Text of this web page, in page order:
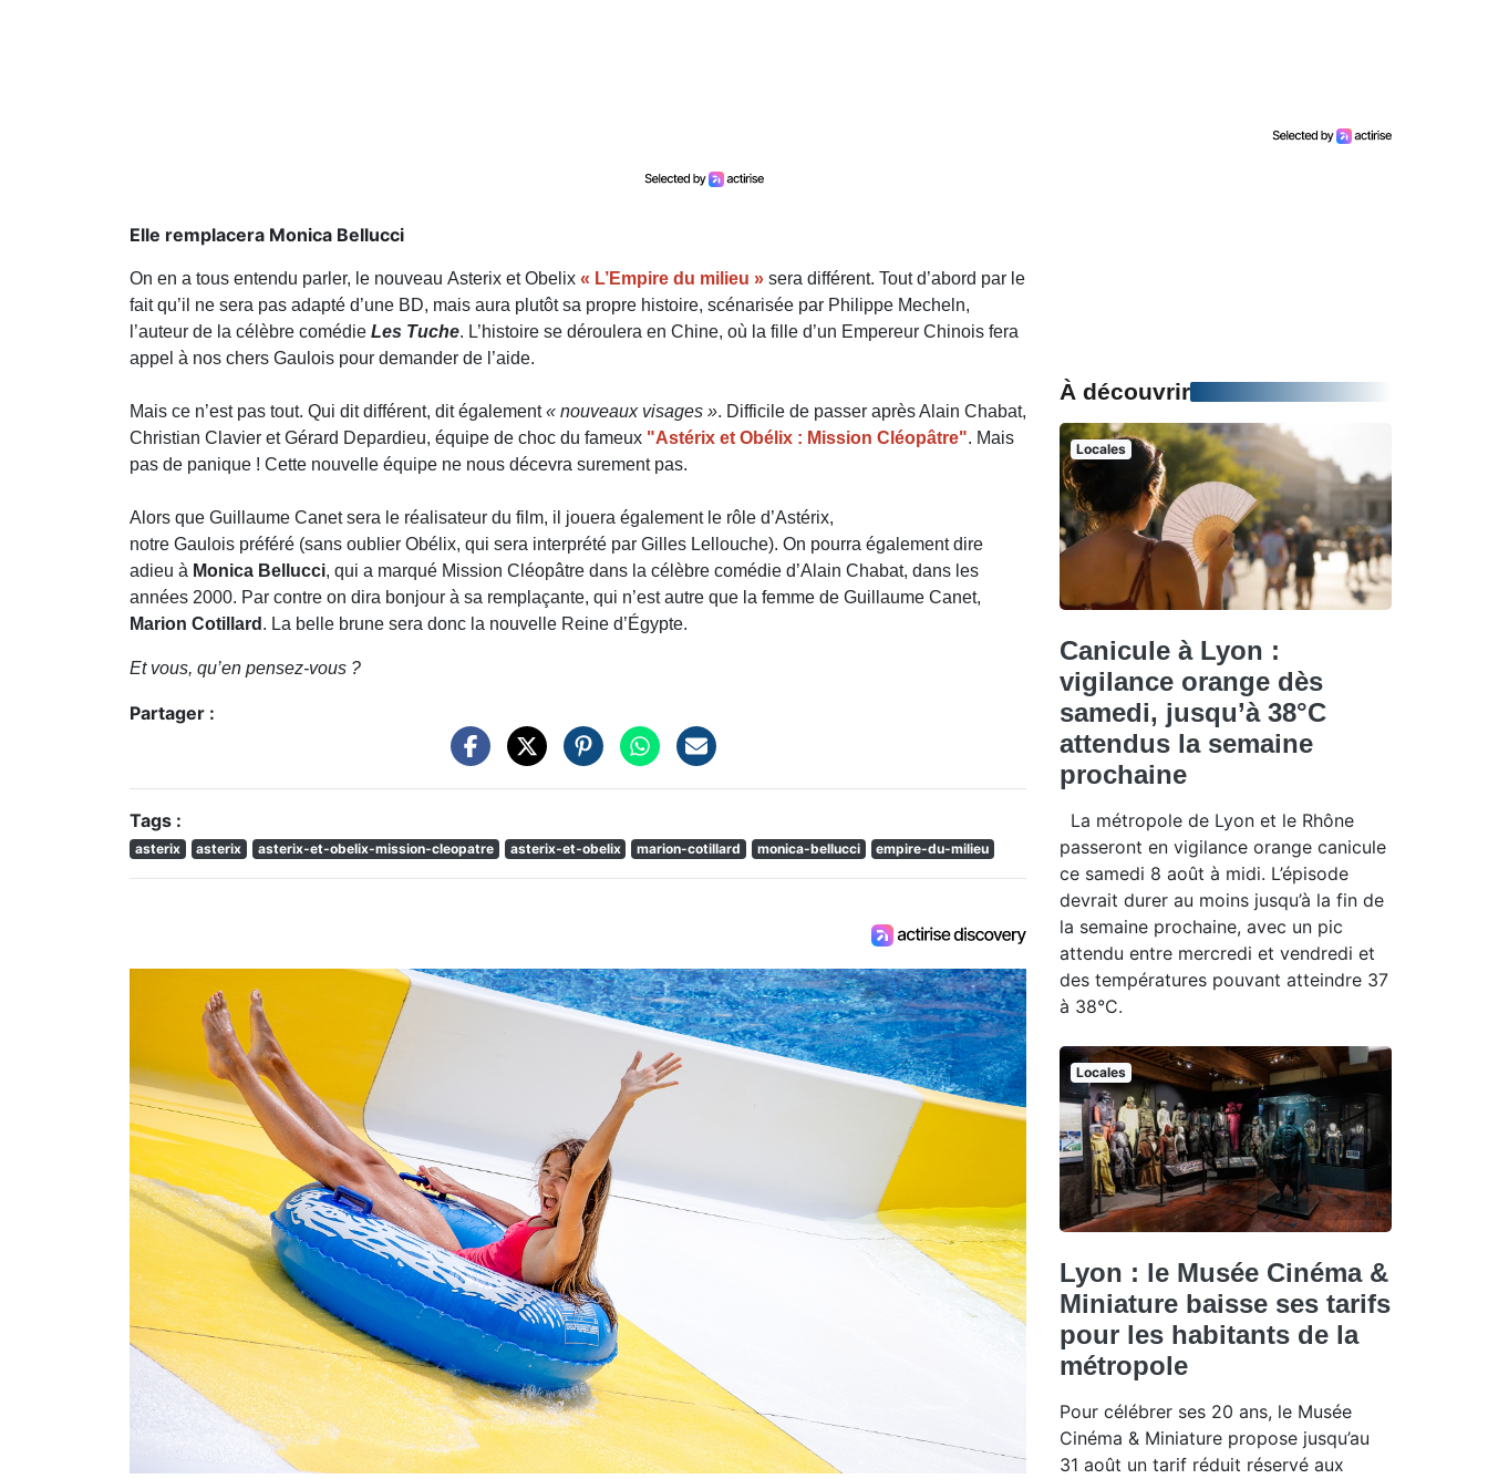
Elle remplacera Monica Bellucci
On en a tous entendu parler, le nouveau Asterix et Obelix « L’Empire du milieu » sera différent. Tout d’abord par le
fait qu’il ne sera pas adapté d’une BD, mais aura plutôt sa propre histoire, scénarisée par Philippe Mecheln,
l’auteur de la célèbre comédie Les Tuche. L’histoire se déroulera en Chine, où la fille d’un Empereur Chinois fera
appel à nos chers Gaulois pour demander de l’aide.
Mais ce n’est pas tout. Qui dit différent, dit également« nouveaux visages ». Difficile de passer après Alain Chabat,
Christian Clavier et Gérard Depardieu, équipe de choc du fameux "Astérix et Obélix : Mission Cléopâtre". Mais
pas de panique ! Cette nouvelle équipe ne nous décevra surement pas.
Alors que Guillaume Canet sera le réalisateur du film, il jouera également le rôle d’Astérix,
notre Gaulois préféré (sans oublier Obélix, qui sera interprété par Gilles Lellouche). On pourra également dire
adieu à Monica Bellucci, qui a marqué Mission Cléopâtre dans la célèbre comédie d’Alain Chabat, dans les
années 2000. Par contre on dira bonjour à sa remplaçante, qui n’est autre que la femme de Guillaume Canet,
Marion Cotillard . La belle brune sera donc la nouvelle Reine d’Égypte.
Et vous, qu’en pensez-vous ?
Partager :
Tags :
asterix asterix asterix-et-obelix-mission-cleopatre asterix-et-obelix marion-cotillard monica-bellucci empire-du-milieu
À découvrir
Locales
Canicule à Lyon :
vigilance orange dès
samedi, jusqu’à 38°C
attendus la semaine
prochaine
La métropole de Lyon et le Rhône
passeront en vigilance orange canicule
ce samedi 8 août à midi. L’épisode
devrait durer au moins jusqu’à la fin de
la semaine prochaine, avec un pic
attendu entre mercredi et vendredi et
des températures pouvant atteindre 37
à 38°C.
Locales
Lyon : le Musée Cinéma &
Miniature baisse ses tarifs
pour les habitants de la
métropole
Pour célébrer ses 20 ans, le Musée
Cinéma & Miniature propose jusqu’au
31 août un tarif réduit réservé aux